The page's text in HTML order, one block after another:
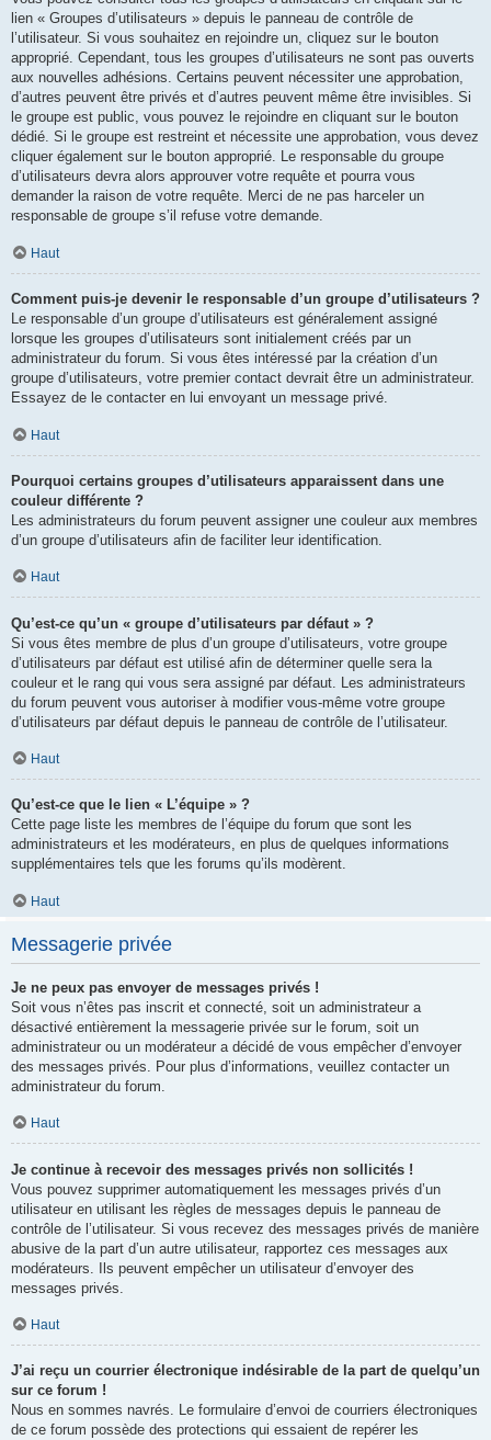
lien « Groupes d’utilisateurs » depuis le panneau de contrôle de
l’utilisateur. Si vous souhaitez en rejoindre un, cliquez sur le bouton
approprié. Cependant, tous les groupes d’utilisateurs ne sont pas ouverts
aux nouvelles adhésions. Certains peuvent nécessiter une approbation,
d’autres peuvent être privés et d’autres peuvent même être invisibles. Si
le groupe est public, vous pouvez le rejoindre en cliquant sur le bouton
dédié. Si le groupe est restreint et nécessite une approbation, vous devez
cliquer également sur le bouton approprié. Le responsable du groupe
d’utilisateurs devra alors approuver votre requête et pourra vous
demander la raison de votre requête. Merci de ne pas harceler un
responsable de groupe s’il refuse votre demande.
Haut
Comment puis-je devenir le responsable d’un groupe d’utilisateurs ?
Le responsable d’un groupe d’utilisateurs est généralement assigné
lorsque les groupes d’utilisateurs sont initialement créés par un
administrateur du forum. Si vous êtes intéressé par la création d’un
groupe d’utilisateurs, votre premier contact devrait être un administrateur.
Essayez de le contacter en lui envoyant un message privé.
Haut
Pourquoi certains groupes d’utilisateurs apparaissent dans une
couleur différente ?
Les administrateurs du forum peuvent assigner une couleur aux membres
d’un groupe d’utilisateurs afin de faciliter leur identification.
Haut
Qu’est-ce qu’un « groupe d’utilisateurs par défaut » ?
Si vous êtes membre de plus d’un groupe d’utilisateurs, votre groupe
d’utilisateurs par défaut est utilisé afin de déterminer quelle sera la
couleur et le rang qui vous sera assigné par défaut. Les administrateurs
du forum peuvent vous autoriser à modifier vous-même votre groupe
d’utilisateurs par défaut depuis le panneau de contrôle de l’utilisateur.
Haut
Qu’est-ce que le lien « L’équipe » ?
Cette page liste les membres de l’équipe du forum que sont les
administrateurs et les modérateurs, en plus de quelques informations
supplémentaires tels que les forums qu’ils modèrent.
Haut
Messagerie privée
Je ne peux pas envoyer de messages privés !
Soit vous n’êtes pas inscrit et connecté, soit un administrateur a
désactivé entièrement la messagerie privée sur le forum, soit un
administrateur ou un modérateur a décidé de vous empêcher d’envoyer
des messages privés. Pour plus d’informations, veuillez contacter un
administrateur du forum.
Haut
Je continue à recevoir des messages privés non sollicités !
Vous pouvez supprimer automatiquement les messages privés d’un
utilisateur en utilisant les règles de messages depuis le panneau de
contrôle de l’utilisateur. Si vous recevez des messages privés de manière
abusive de la part d’un autre utilisateur, rapportez ces messages aux
modérateurs. Ils peuvent empêcher un utilisateur d’envoyer des
messages privés.
Haut
J’ai reçu un courrier électronique indésirable de la part de quelqu’un
sur ce forum !
Nous en sommes navrés. Le formulaire d’envoi de courriers électroniques
de ce forum possède des protections qui essaient de repérer les